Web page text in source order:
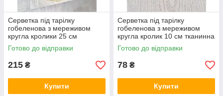
Серветка під тарілку
гобеленова з мереживом
кругла кролики 25 см
тканинна Limaso серветка-
підкладка на стіл
Готово до відправки
215 ₴
Купити
Серветка під тарілку
гобеленова з мереживом
кругла кролик 10 см тканинна
Limaso серветка-підкладка на
стіл
Готово до відправки
78 ₴
Купити